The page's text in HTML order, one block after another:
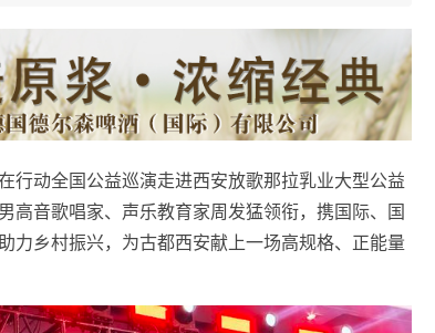
动全国公益巡演走进西安放歌那拉乳业大型公益
高音歌唱家、声乐教育家周发猛领衔，携国际、国
力乡村振兴，为古都西安献上一场高规格、正能量